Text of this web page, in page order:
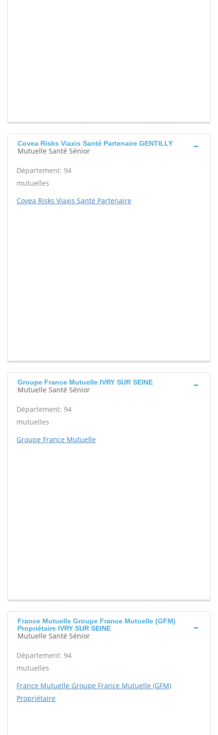
Covea Risks Viaxis Santé Partenaire GENTILLY
Mutuelle Santé Sénior
Département: 94
mutuelles
Covea Risks Viaxis Santé Partenaire
Groupe France Mutuelle IVRY SUR SEINE
Mutuelle Santé Sénior
Département: 94
mutuelles
Groupe France Mutuelle
France Mutuelle Groupe France Mutuelle (GFM)
Propriétaire IVRY SUR SEINE
Mutuelle Santé Sénior
Département: 94
mutuelles
France Mutuelle Groupe France Mutuelle (GFM)
Propriétaire